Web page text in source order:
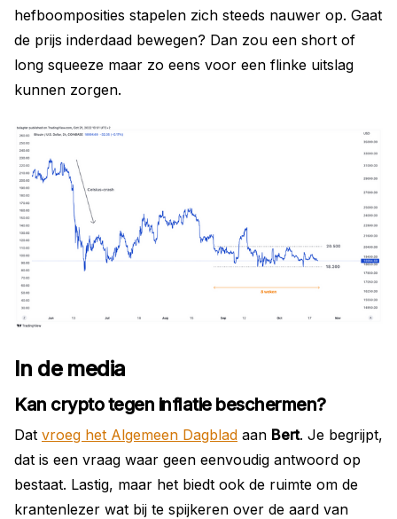
hefboomposities stapelen zich steeds nauwer op. Gaat
de prijs inderdaad bewegen? Dan zou een short of
long squeeze maar zo eens voor een flinke uitslag
kunnen zorgen.
In de media
Kan crypto tegen inflatie beschermen?
Dat vroeg het Algemeen Dagblad aan Bert. Je begrijpt,
dat is een vraag waar geen eenvoudig antwoord op
bestaat. Lastig, maar het biedt ook de ruimte om de
krantenlezer wat bij te spijkeren over de aard van